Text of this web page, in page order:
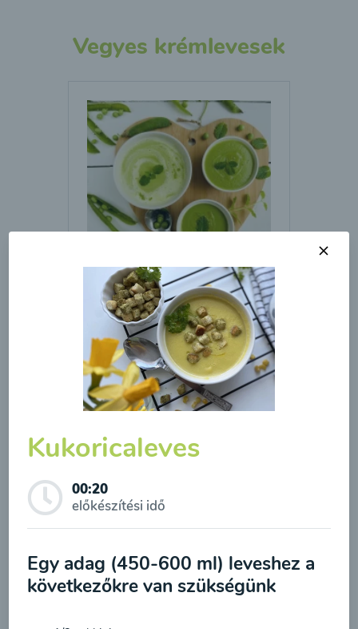
Vegyes krémlevesek
Borsóleves mentával
00:20 Megtekintése
Brokkolileves
Kukoricaleves
00:20
előkészítési idő
Egy adag (450-600 ml) leveshez a
következőkre van szükségünk
A hírlevélre való feliratkozásom elküldésével